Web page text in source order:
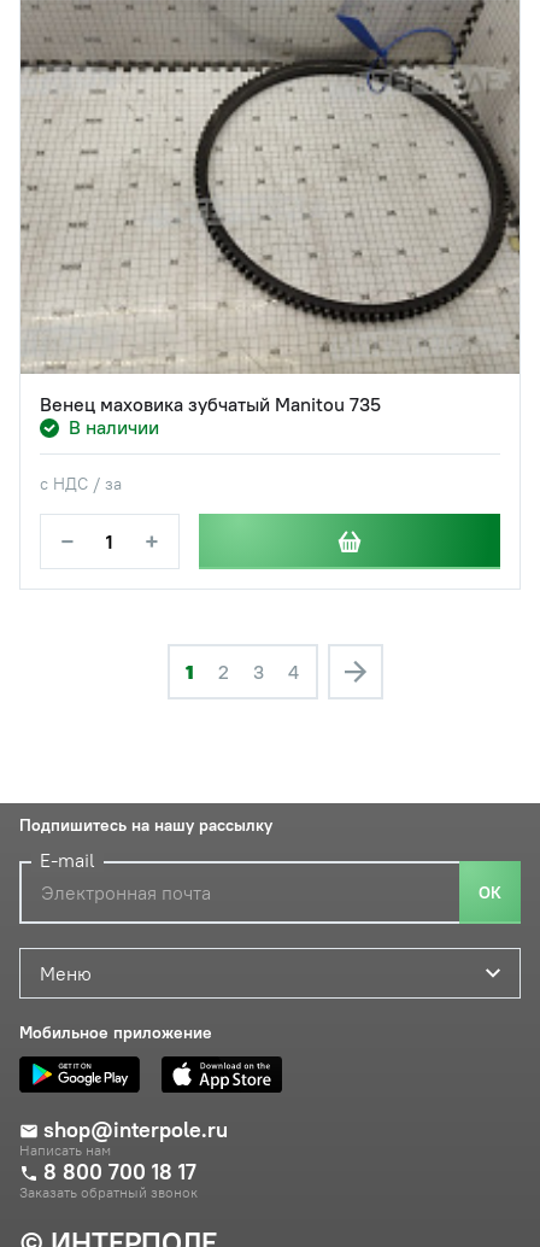
Венец маховика зубчатый Manitou 735
В наличии
с НДС / за
− +
1 2 3 4
Меню
Мобильное приложение
shop@interpole.ru
Написать нам
8 800 700 18 17
Заказать обратный звонок
Подпишитесь на нашу рассылку
E-mail
ОК